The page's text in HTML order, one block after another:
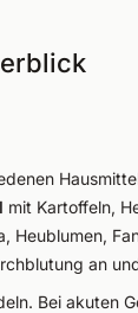
mit Kartoffeln,
Heublumen,
an
Bei akuten